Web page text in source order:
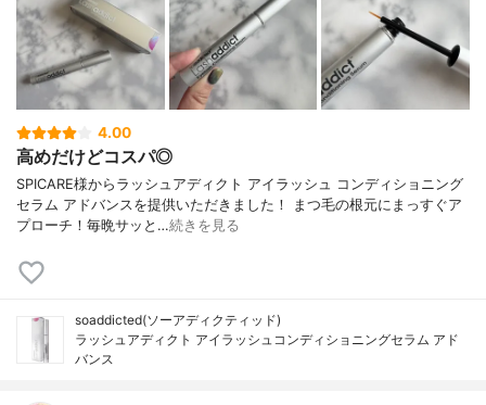
4.00
高めだけどコスパ◎
SPICARE様からラッシュアディクト アイラッシュ コンディショニング
セラム アドバンスを提供いただきました！ まつ毛の根元にまっすぐア
プローチ！毎晩サッと…続きを見る
soaddicted(ソーアディクティッド)
ラッシュアディクト アイラッシュコンディショニングセラム アド
バンス